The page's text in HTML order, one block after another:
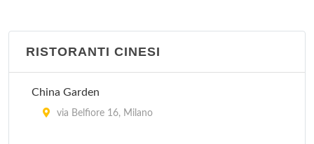
RISTORANTI CINESI
China Garden
via Belfiore 16, Milano